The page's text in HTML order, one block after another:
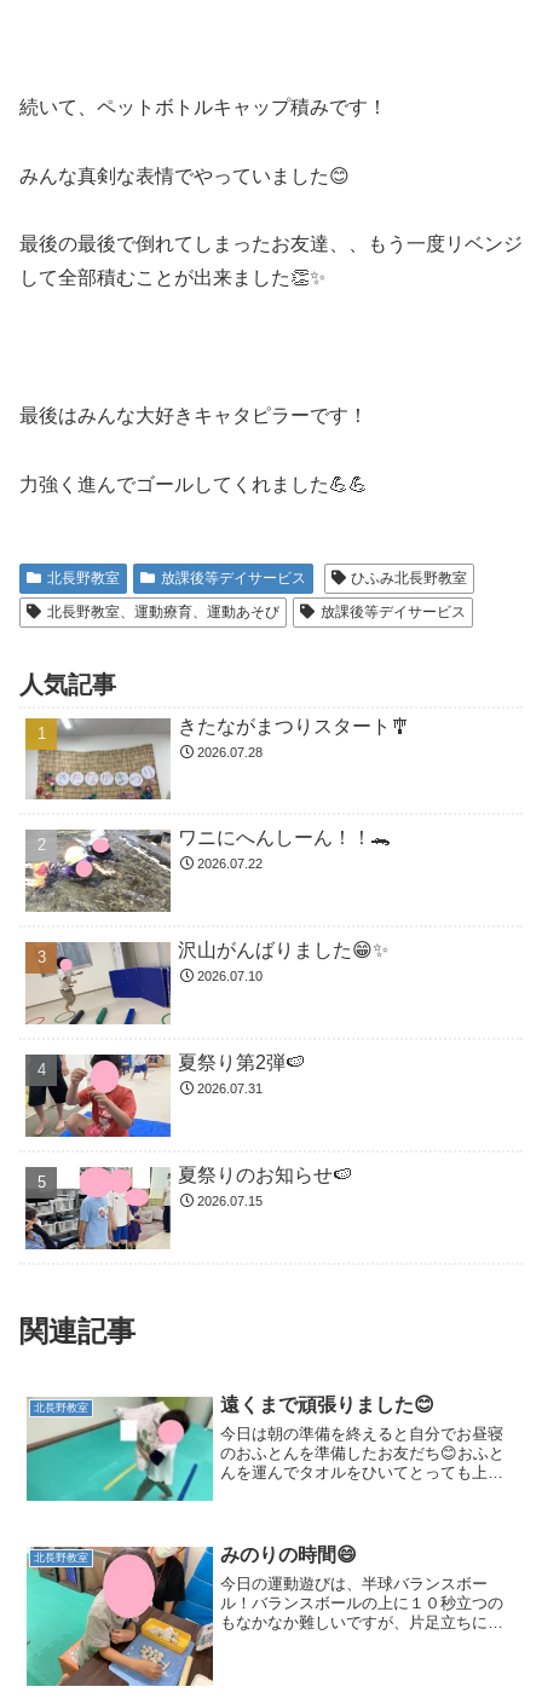
続いて、ペットボトルキャップ積みです！
みんな真剣な表情でやっていました😊
最後の最後で倒れてしまったお友達、、もう一度リベンジ
して全部積むことが出来ました👏✨
最後はみんな大好きキャタピラーです！
力強く進んでゴールしてくれました💪💪
北長野教室 放課後等デイサービス
ひふみ北長野教室
北長野教室、運動療育、運動あそび
放課後等デイサービス
人気記事
きたながまつりスタート🎐
2026.07.28
ワニにへんしーん！！🐊
2026.07.22
沢山がんばりました😁✨
2026.07.10
夏祭り第2弾🍉
2026.07.31
夏祭りのお知らせ🍉
2026.07.15
関連記事
北長野教室 遠くまで頑張りました😊
今日は朝の準備を終えると自分でお昼寝
のおふとんを準備したお友だち😊おふと
んを運んでタオルをひいてとっても上手
大満足なお友だちです😊...
北長野教室 みのりの時間😄
今日の運動遊びは、半球バランスボー
ル！バランスボールの上に１０秒立つの
もなかなか難しいですが、片足立ちにも